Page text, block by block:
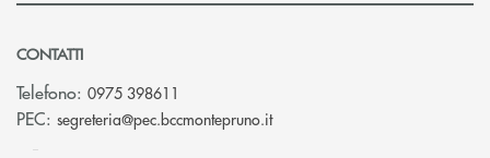
CONTATTI
Telefono: 0975 398611
PEC: segreteria@pec.bccmontepruno.it(si apre l’app di posta